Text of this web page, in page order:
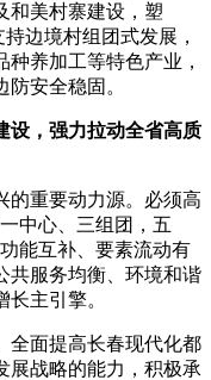
和美村寨建设，塑
边境村组团式发展，
养加工等特色产业，
安全稳固。
设，强力拉动全省高质
重要动力源。必须高
中心、三组团，五
能互补、要素流动有
共服务均衡、环境和谐
主引擎。
面提高长春现代化都
展战略的能力，积极承